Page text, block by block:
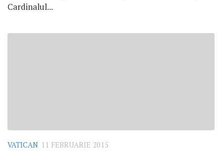
Cardinalul...
VATICAN 11 FEBRUARIE 2015